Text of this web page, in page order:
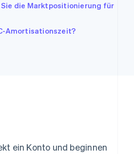
die Marktpositionierung für
Amortisationszeit?
ein Konto und beginnen